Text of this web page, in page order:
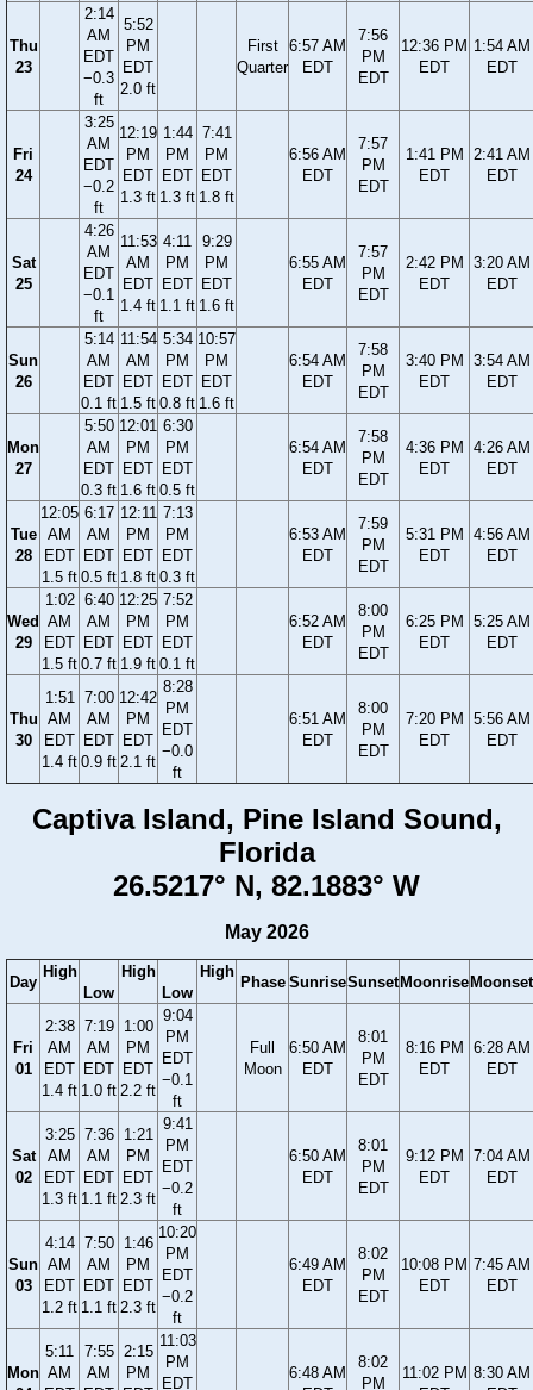
Thu
23
2:14
AM
EDT
−0.3
ft
5:52
PM
EDT
2.0 ft
First
Quarter
6:57 AM
EDT
7:56
PM
EDT
12:36 PM
EDT
1:54 AM
EDT
Fri
24
3:25
AM
EDT
−0.2
ft
12:19
PM
EDT
1.3 ft
1:44
PM
EDT
1.3 ft
7:41
PM
EDT
1.8 ft
6:56 AM
EDT
7:57
PM
EDT
1:41 PM
EDT
2:41 AM
EDT
Sat
25
4:26
AM
EDT
−0.1
ft
11:53
AM
EDT
1.4 ft
4:11
PM
EDT
1.1 ft
9:29
PM
EDT
1.6 ft
6:55 AM
EDT
7:57
PM
EDT
2:42 PM
EDT
3:20 AM
EDT
Sun
26
5:14
AM
EDT
0.1 ft
11:54
AM
EDT
1.5 ft
5:34
PM
EDT
0.8 ft
10:57
PM
EDT
1.6 ft
6:54 AM
EDT
7:58
PM
EDT
3:40 PM
EDT
3:54 AM
EDT
Mon
27
5:50
AM
EDT
0.3 ft
12:01
PM
EDT
1.6 ft
6:30
PM
EDT
0.5 ft
6:54 AM
EDT
7:58
PM
EDT
4:36 PM
EDT
4:26 AM
EDT
Tue
28
12:05
AM
EDT
1.5 ft
6:17
AM
EDT
0.5 ft
12:11
PM
EDT
1.8 ft
7:13
PM
EDT
0.3 ft
6:53 AM
EDT
7:59
PM
EDT
5:31 PM
EDT
4:56 AM
EDT
Wed
29
1:02
AM
EDT
1.5 ft
6:40
AM
EDT
0.7 ft
12:25
PM
EDT
1.9 ft
7:52
PM
EDT
0.1 ft
6:52 AM
EDT
8:00
PM
EDT
6:25 PM
EDT
5:25 AM
EDT
Thu
30
1:51
AM
EDT
1.4 ft
7:00
AM
EDT
0.9 ft
12:42
PM
EDT
2.1 ft
8:28
PM
EDT
−0.0
ft
6:51 AM
EDT
8:00
PM
EDT
7:20 PM
EDT
5:56 AM
EDT
Captiva Island, Pine Island Sound,
Florida
26.5217° N, 82.1883° W
May 2026
Day
High
Low
High
Low
High
Phase SunriseSunset Moonrise Moonset
Fri
01
2:38
AM
EDT
1.4 ft
7:19
AM
EDT
1.0 ft
1:00
PM
EDT
2.2 ft
9:04
PM
EDT
−0.1
ft
Full
Moon
6:50 AM
EDT
8:01
PM
EDT
8:16 PM
EDT
6:28 AM
EDT
Sat
02
3:25
AM
EDT
1.3 ft
7:36
AM
EDT
1.1 ft
1:21
PM
EDT
2.3 ft
9:41
PM
EDT
−0.2
ft
6:50 AM
EDT
8:01
PM
EDT
9:12 PM
EDT
7:04 AM
EDT
Sun
03
4:14
AM
EDT
1.2 ft
7:50
AM
EDT
1.1 ft
1:46
PM
EDT
2.3 ft
10:20
PM
EDT
−0.2
ft
6:49 AM
EDT
8:02
PM
EDT
10:08 PM
EDT
7:45 AM
EDT
Mon
5:11
AM
7:55
AM
2:15
PM
11:03
PM
EDT
6:48 AM
8:02
PM
11:02 PM 8:30 AM